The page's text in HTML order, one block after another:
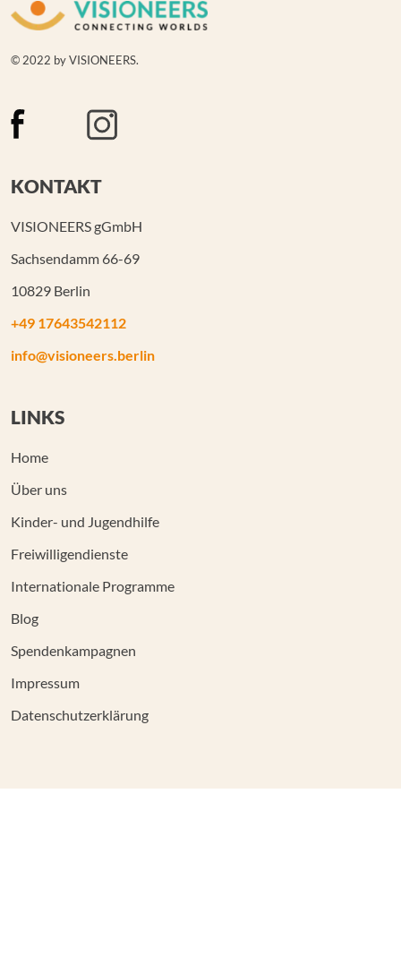
© 2022 by VISIONEERS.
KONTAKT
VISIONEERS gGmbH
Sachsendamm 66-69
10829 Berlin
+49 17643542112
info@visioneers.berlin
LINKS
Home
Über uns
Kinder- und Jugendhilfe
Freiwilligendienste
Internationale Programme
Blog
Spendenkampagnen
Impressum
Datenschutzerklärung